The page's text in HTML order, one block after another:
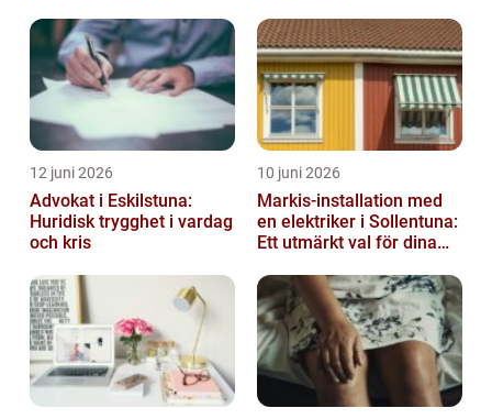
12 juni 2026
Advokat i Eskilstuna:
Huridisk trygghet i vardag
och kris
10 juni 2026
Markis-installation med
en elektriker i Sollentuna:
Ett utmärkt val för dina